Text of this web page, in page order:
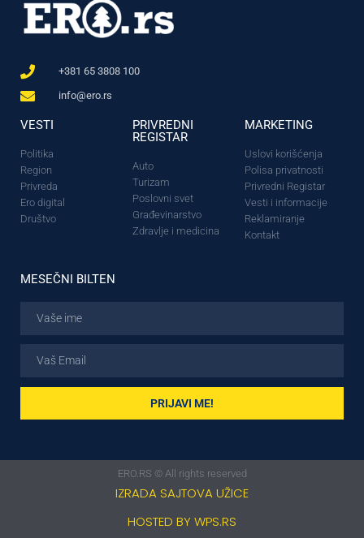
+381 65 3808 100
info@ero.rs
VESTI
Politika
Region
Privreda
Ero digital
Društvo
PRIVREDNI
REGISTAR
Auto
Turizam
Poslovni svet
Građevinarstvo
Zdravlje i medicina
MARKETING
Uslovi korišćenja
Polisa privatnosti
Privredni Registar
Vesti i informacije
Reklamiranje
Kontakt
MESEČNI BILTEN
PRIJAVI ME!
ERO.RS © All rights reserved
IZRADA SAJTOVA UŽICE
HOSTED BY WPS.RS